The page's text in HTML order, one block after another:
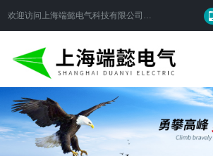
欢迎访问 上海端懿电气科技有限公司 网站！